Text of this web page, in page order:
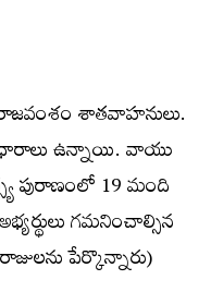
శాతవాహనులు.
ఉన్నాయి. వాయు
పురాణంలో 19 మంది
గమనించాల్సిన
పేర్కొన్నారు)